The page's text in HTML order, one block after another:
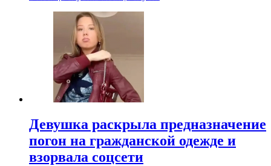
Девушка раскрыла предназначение
погон на гражданской одежде и
взорвала соцсети